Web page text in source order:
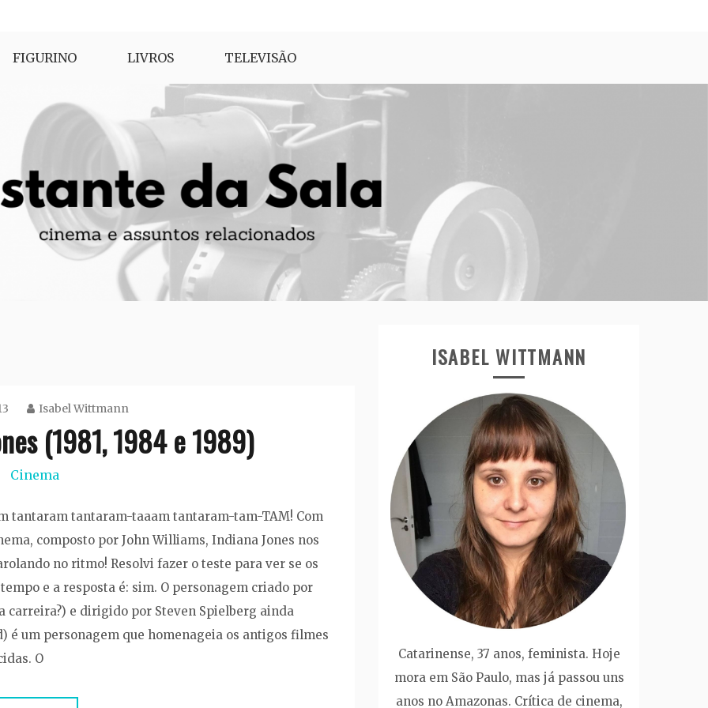
FIGURINO LIVROS TELEVISÃO
Isabel Wittmann
(1981, 1984 e 1989)
Cinema
tantaram tantaram-taaam tantaram-tam-TAM! Com
composto por John Williams, Indiana Jones nos
no ritmo! Resolvi fazer o teste para ver se os
e a resposta é: sim. O personagem criado por
carreira?) e dirigido por Steven Spielberg ainda
é um personagem que homenageia os antigos filmes
O
ISABEL WITTMANN
Catarinense, 37 anos, feminista. Hoje
mora em São Paulo, mas já passou uns
anos no Amazonas. Crítica de cinema,